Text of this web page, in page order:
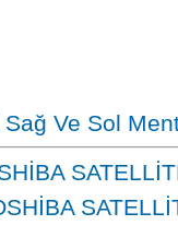
Ve Sol